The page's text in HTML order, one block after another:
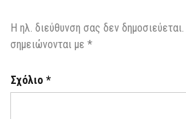
Η ηλ. διεύθυνση σας δεν δημοσιεύεται.
σημειώνονται με *
Σχόλιο *